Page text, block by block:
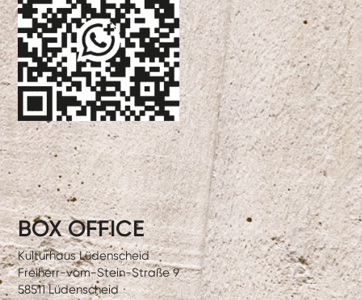
BOX OFFICE
Kulturhaus Lüdenscheid
Freiherr-vom-Stein-Straße 9
58511 Lüdenscheid